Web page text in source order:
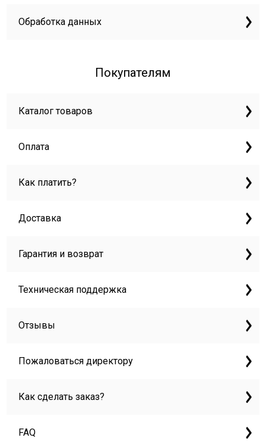
Обработка данных
Покупателям
Каталог товаров
Оплата
Как платить?
Доставка
Гарантия и возврат
Техническая поддержка
Отзывы
Пожаловаться директору
Как сделать заказ?
FAQ